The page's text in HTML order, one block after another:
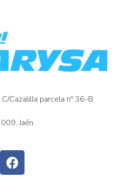
Cazalilla parcela nº 36-B
Jaén